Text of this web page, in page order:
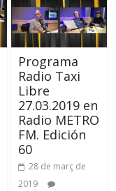
Programa
Radio Taxi
Libre
27.03.2019 en
Radio METRO
FM. Edición
60
28 de març de
2019